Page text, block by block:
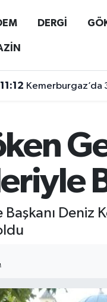
DERGİ
11:12 Kemerburgaz’da
Deniz